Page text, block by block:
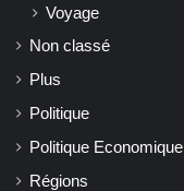
Voyage
Non classé
Plus
Politique
Politique Economique
Régions